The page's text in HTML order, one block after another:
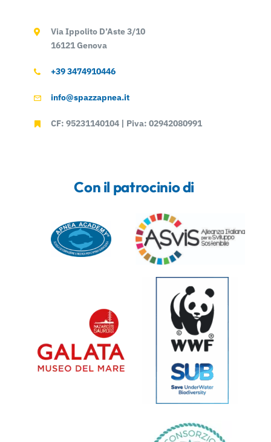
Via Ippolito D’Aste 3/10
16121 Genova
+39 3474910446
info@spazzapnea.it
CF: 95231140104 | Piva: 02942080991
Con il patrocinio di